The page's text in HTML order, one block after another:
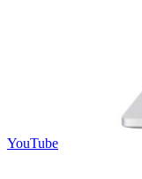
YouTube